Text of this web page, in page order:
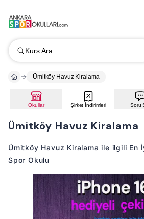
Kurs Ara
Ümitköy Havuz Kiralama
Okullar Şirket İndirimleri Soru
Ümitköy Havuz Kiralama
Ümitköy Havuz Kiralama ile ilgili En
Spor Okulu